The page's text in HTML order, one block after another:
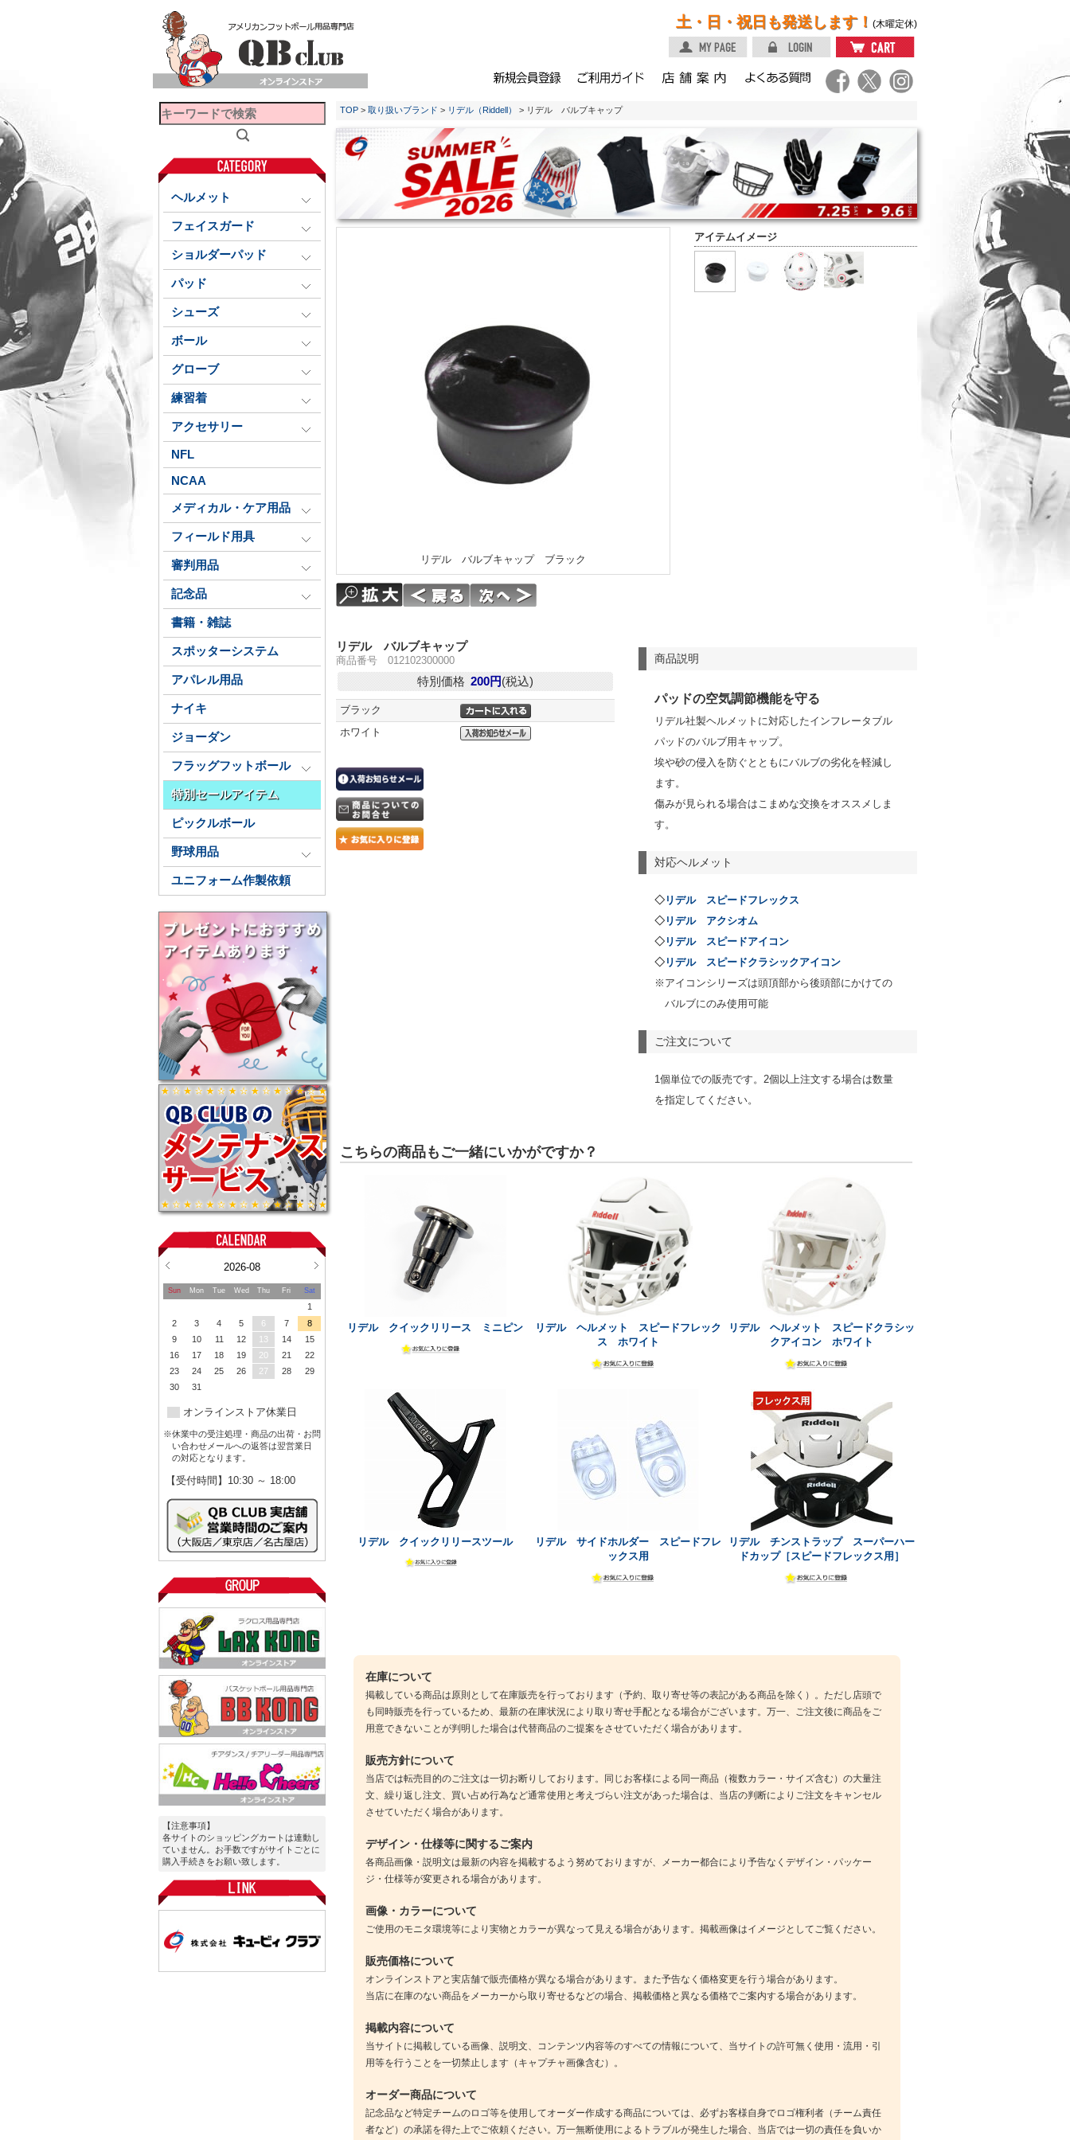
土・日・祝日も発送します！ (木曜定休)
ヘルメット
フェイスガード
ショルダーパッド
パッド
シューズ
ボール
グローブ
練習着
アクセサリー
NFL
NCAA
メディカル・ケア用品
フィールド用具
審判用品
記念品
書籍・雑誌
スポッターシステム
アパレル用品
ナイキ
ジョーダン
フラッグフットボール
特別セールアイテム
ピックルボール
野球用品
ユニフォーム作製依頼
2026-08
Sun Mon Tue Wed Thu Fri Sat
1
2
3 4 5 6 7
8
9
10 11 12 13 14
15
16
17 18 19 20 21
22
23
24 25 26 27 28
29
30
31
オンラインストア休業日
※休業中の受注処理・商品の出荷・お問
い合わせメールへの返答は翌営業日
の対応となります。
【受付時間】10:30 ～ 18:00
【注意事項】
各サイトのショッピングカートは連動し
ていません。お手数ですがサイトごとに
購入手続きをお願い致します。
TOP > 取り扱いブランド > リデル（Riddell） > リデル バルブキャップ
アイテムイメージ
リデル バルブキャップ ブラック
商品説明
パッドの空気調節機能を守る
リデル社製ヘルメットに対応したインフレータブル
パッドのバルブ用キャップ。
埃や砂の侵入を防ぐとともにバルブの劣化を軽減し
ます。
傷みが見られる場合はこまめな交換をオススメしま
す。
対応ヘルメット
◇ リデル スピードフレックス
◇ リデル アクシオム
◇ リデル スピードアイコン
◇ リデル スピードクラシックアイコン
※アイコンシリーズは頭頂部から後頭部にかけての
バルブにのみ使用可能
ご注文について
1個単位での販売です。2個以上注文する場合は数量
を指定してください。
リデル バルブキャップ
商品番号 012102300000
特別価格 200円(税込)
ブラック
ホワイト
こちらの商品もご一緒にいかがですか？
リデル クイックリリース ミニピン
リデル ヘルメット スピードフレック
ス ホワイト
リデル ヘルメット スピードクラシッ
クアイコン ホワイト
リデル クイックリリースツール
リデル サイドホルダー スピードフレ
ックス用
リデル チンストラップ スーパーハー
ドカップ［スピードフレックス用］
在庫について
掲載している商品は原則として在庫販売を行っております（予約、取り寄せ等の表記がある商品を除く）。ただし店頭で
も同時販売を行っているため、最新の在庫状況により取り寄せ手配となる場合がございます。万一、ご注文後に商品をご
用意できないことが判明した場合は代替商品のご提案をさせていただく場合があります。
販売方針について
当店では転売目的のご注文は一切お断りしております。同じお客様による同一商品（複数カラー・サイズ含む）の大量注
文、繰り返し注文、買い占め行為など通常使用と考えづらい注文があった場合は、当店の判断によりご注文をキャンセル
させていただく場合があります。
デザイン・仕様等に関するご案内
各商品画像・説明文は最新の内容を掲載するよう努めておりますが、メーカー都合により予告なくデザイン・パッケー
ジ・仕様等が変更される場合があります。
画像・カラーについて
ご使用のモニタ環境等により実物とカラーが異なって見える場合があります。掲載画像はイメージとしてご覧ください。
販売価格について
オンラインストアと実店舗で販売価格が異なる場合があります。また予告なく価格変更を行う場合があります。
当店に在庫のない商品をメーカーから取り寄せるなどの場合、掲載価格と異なる価格でご案内する場合があります。
掲載内容について
当サイトに掲載している画像、説明文、コンテンツ内容等のすべての情報について、当サイトの許可無く使用・流用・引
用等を行うことを一切禁止します（キャプチャ画像含む）。
オーダー商品について
記念品など特定チームのロゴ等を使用してオーダー作成する商品については、必ずお客様自身でロゴ権利者（チーム責任
者など）の承諾を得た上でご依頼ください。万一無断使用によるトラブルが発生した場合、当店では一切の責任を負いか